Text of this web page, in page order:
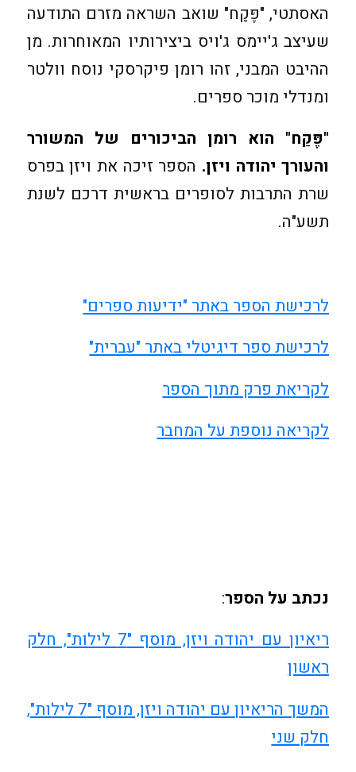
האסתטי, "פֶּקַח" שואב השראה מזרם התודעה
שעיצב ג'יימס ג'ויס ביצירותיו המאוחרות. מן
ההיבט המבני, זהו רומן פיקרסקי נוסח וולטר
ומנדלי מוכר ספרים.
"פֶּקַח" הוא רומן הביכורים של המשורר
והעורך יהודה ויזן. הספר זיכה את ויזן בפרס
שרת התרבות לסופרים בראשית דרכם לשנת
תשע"ה.
לרכישת הספר באתר "ידיעות ספרים"
לרכישת ספר דיגיטלי באתר "עברית"
לקריאת פרק מתוך הספר
לקריאה נוספת על המחבר
נכתב על הספר:
ריאיון עם יהודה ויזן, מוסף "7 לילות", חלק
ראשון
המשך הריאיון עם יהודה ויזן, מוסף "7 לילות",
חלק שני